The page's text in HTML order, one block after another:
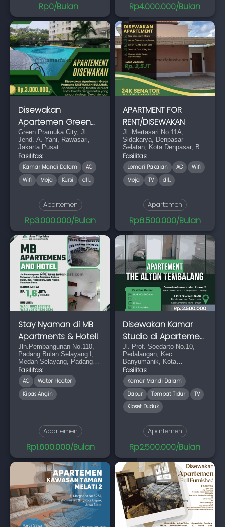
Rp0/Bulan Rp4.000.000/Bulan
Disewakan
Apartemen Green
Pramuka BULANAN.
Green Pramuka City, Jl.
Jend. A. Yani, Rawasari,
Jakarta Pusat
Fasilitas:
Kamar Mandi Dalam
AC
Wifi
Meja Kursi dll...
Apartemen
Rp3.000.000/Bulan
APARTMENT FOR
RENT/DISEWAKAN
Jl. Mertasari No.11A,
Sidakarya, Denpasar
Selatan, Kota Denpasar, Bali
80224
Fasilitas:
Lemari Pakaian AC
Wifi
Meja
TV dll...
Apartemen
Rp8.500.000/Bulan
Stay Nyaman di MB
Apartments & Hotel!
Jln.Pembangunan No.110,
Padang Bulan Selayang I,
Medan Selayang, Padang
Bulan, Kec. Medan Baru,
Kota Medan, Sumatera
Utara 20153
Fasilitas:
AC
Water Heater
Kipas Angin
Apartemen
Rp1.600.000/Bulan
Disewakan Kamar
Studio di Apartemen
The Alton Temb
Jl. Prof. Soedarto No.10,
Pedalangan, Kec.
Banyumanik, Kota
Semarang, Jawa Tengah
Fasilitas:
Kamar Mandi Dalam
Dapur
Tempat Tidur
TV
Kloset Duduk
Apartemen
Rp2.500.000/Bulan